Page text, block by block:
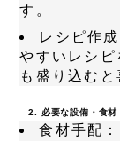
す。
レシピ作成
やすいレシ
も盛り込むと
2. 必要な設備・食材
食材手配：